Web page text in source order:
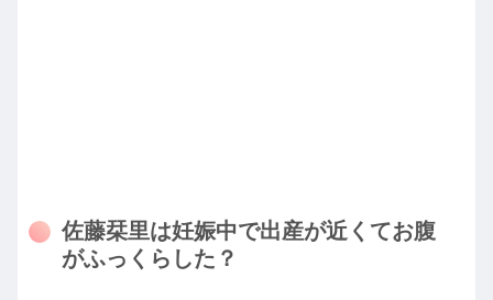
佐藤栞里は妊娠中で出産が近くてお腹
がふっくらした？